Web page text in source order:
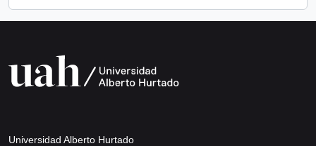
Universidad Alberto Hurtado